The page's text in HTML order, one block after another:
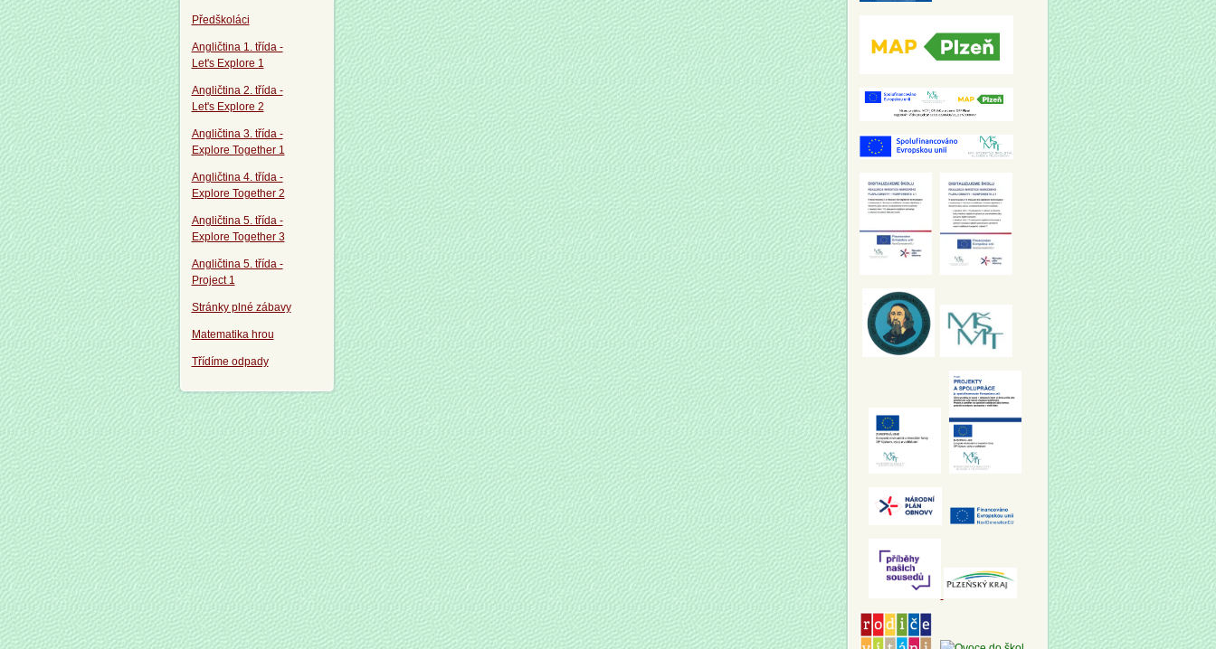
Předškoláci
Angličtina 1. třída -
Let's Explore 1
Angličtina 2. třída -
Let's Explore 2
Angličtina 3. třída -
Explore Together 1
Angličtina 4. třída -
Explore Together 2
Angličtina 5. třída -
Explore Together 3
Angličtina 5. třída -
Project 1
Stránky plné zábavy
Matematika hrou
Třídíme odpady